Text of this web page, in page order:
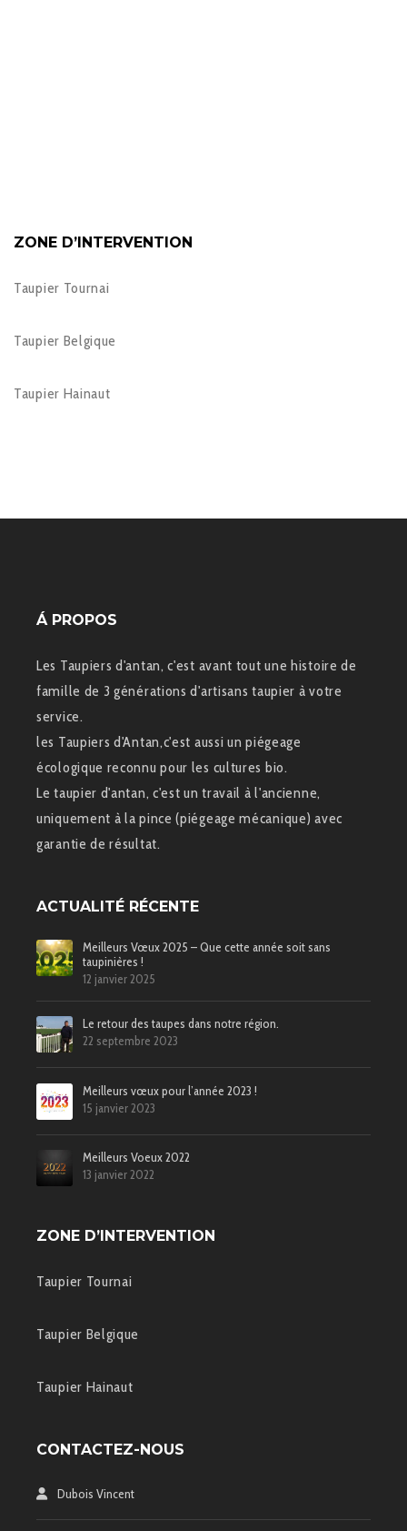
ZONE D’INTERVENTION
Taupier Tournai
Taupier Belgique
Taupier Hainaut
Á PROPOS
Les Taupiers d'antan, c'est avant tout une histoire de
famille de 3 générations d'artisans taupier à votre
service.
les Taupiers d'Antan,c'est aussi un piégeage
écologique reconnu pour les cultures bio.
Le taupier d'antan, c'est un travail à l'ancienne,
uniquement à la pince (piégeage mécanique) avec
garantie de résultat.
ACTUALITÉ RÉCENTE
Meilleurs Vœux 2025 – Que cette année soit sans
taupinières !
12 janvier 2025
Le retour des taupes dans notre région.
22 septembre 2023
Meilleurs vœux pour l’année 2023 !
15 janvier 2023
Meilleurs Voeux 2022
13 janvier 2022
ZONE D’INTERVENTION
Taupier Tournai
Taupier Belgique
Taupier Hainaut
CONTACTEZ-NOUS
Dubois Vincent